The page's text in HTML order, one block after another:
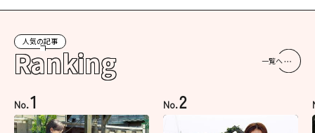
人気の記事
Ranking 一覧へ
No.1 No.2